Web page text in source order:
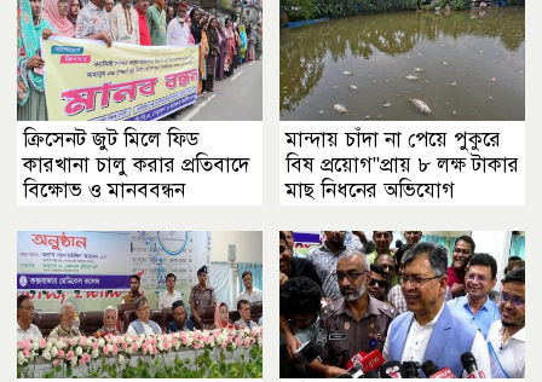
ক্রিসেনট জুট মিলে ফিড
কারখানা চালু করার প্রতিবাদে
বিক্ষোভ ও মানববন্ধন
মান্দায় চাঁদা না পেয়ে পুকুরে
বিষ প্রয়োগ"প্রায় ৮ লক্ষ টাকার
মাছ নিধনের অভিযোগ